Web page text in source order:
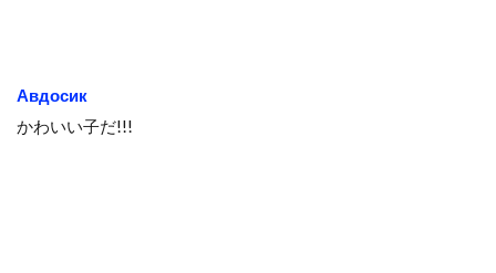
Авдосик
かわいい子だ!!!